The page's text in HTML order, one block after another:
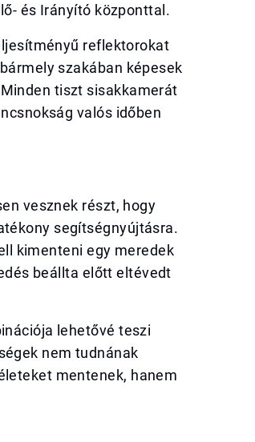
és Irányító központtal.
reflektorokat
szakában képesek
tiszt sisakkamerát
valós időben
vesznek részt, hogy
segítségnyújtásra.
kimenteni egy meredek
beállta előtt eltévedt
lehetővé teszi
nem tudnának
mentenek, hanem